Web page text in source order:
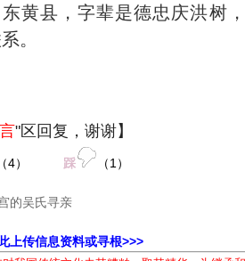
县，字辈是德忠庆洪树
。
"区回复，谢谢】
（4） 踩 （1 ）
的吴氏寻亲
上传信息资料或寻根>>>